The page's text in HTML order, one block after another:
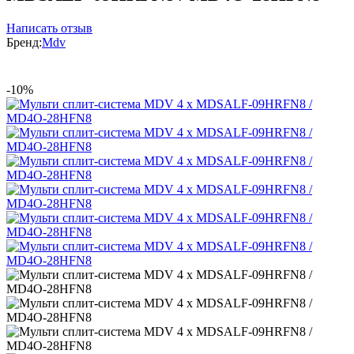
Написать отзыв
Бренд:Mdv
-10%